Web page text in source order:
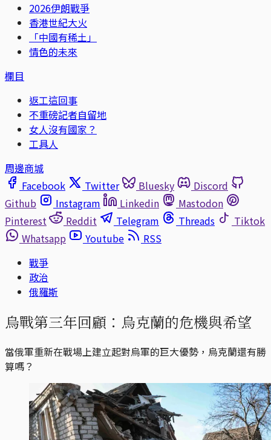
2026伊朗戰爭
香港世紀大火
「中國有稀土」
情色的未來
欄目
返工這回事
不重磅記者自留地
女人沒有國家？
工具人
周邊商城
Facebook
Twitter Bluesky
Discord
Github
Instagram Linkedin
Mastodon
Pinterest
Reddit Telegram Threads
Tiktok
Whatsapp
Youtube
RSS
戰爭
政治
俄羅斯
烏戰第三年回顧：烏克蘭的危機與希望
當俄軍重新在戰場上建立起對烏軍的巨大優勢，烏克蘭還有勝
算嗎？